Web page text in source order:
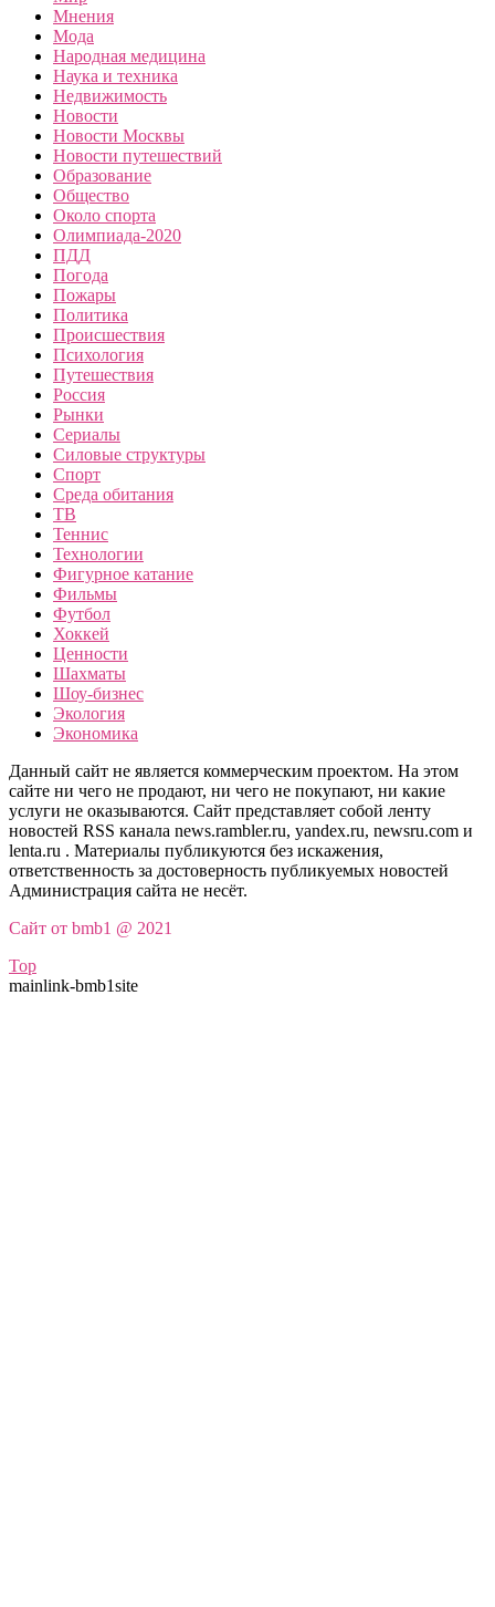
Мнения
Мода
Народная медицина
Наука и техника
Недвижимость
Новости
Новости Москвы
Новости путешествий
Образование
Общество
Около спорта
Олимпиада-2020
ПДД
Погода
Пожары
Политика
Происшествия
Психология
Путешествия
Россия
Рынки
Сериалы
Силовые структуры
Спорт
Среда обитания
ТВ
Теннис
Технологии
Фигурное катание
Фильмы
Футбол
Хоккей
Ценности
Шахматы
Шоу-бизнес
Экология
Экономика
Данный сайт не является коммерческим проектом. На этом
сайте ни чего не продают, ни чего не покупают, ни какие
услуги не оказываются. Сайт представляет собой ленту
новостей RSS канала news.rambler.ru, yandex.ru, newsru.com и
lenta.ru . Материалы публикуются без искажения,
ответственность за достоверность публикуемых новостей
Администрация сайта не несёт.
Сайт от bmb1 @ 2021
Top
mainlink-bmb1site